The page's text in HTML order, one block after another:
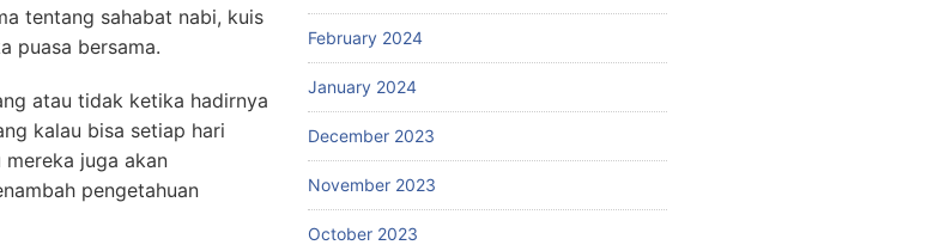
tentang sahabat nabi, kuis
puasa bersama.
atau tidak ketika hadirnya
kalau bisa setiap hari
juga akan
pengetahuan
February 2024
January 2024
December 2023
November 2023
October 2023